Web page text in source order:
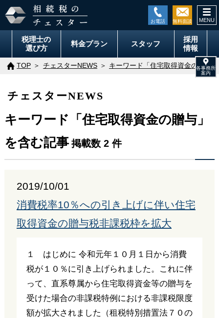
税理士の
選び方
料金プラン スタッフ
採用
情報
TOP チェスターNEWS キーワード「住宅取得資金の贈与
チェスターNEWS
キーワード「住宅取得資金の贈与」
を含む記事 掲載数 2 件
2019/10/01
消費税率10％への引き上げに伴い住宅
取得資金の贈与税非課税枠を拡大
１ はじめに 令和元年１０月１日から消費
税が１０％に引き上げられました。これに伴
って、直系尊属から住宅取得資金等の贈与を
受けた場合の非課税特例における非課税限度
額が拡大されました（租税特別措置法７０の